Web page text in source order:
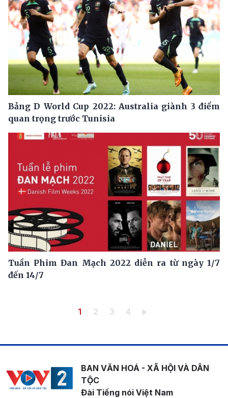
Bảng D World Cup 2022: Australia giành 3 điểm
quan trọng trước Tunisia
Tuần Phim Đan Mạch 2022 diễn ra từ ngày 1/7
đến 14/7
Trang hiện thời
1 Trang
2 Trang
3 Trang
4
BAN VĂN HOÁ - XÃ HỘI VÀ DÂN
TỘC
Đài Tiếng nói Việt Nam